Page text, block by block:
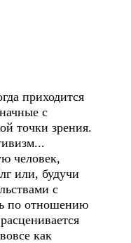
приходится
с
точки зрения.
человек,
или, будучи
с
по отношению
как